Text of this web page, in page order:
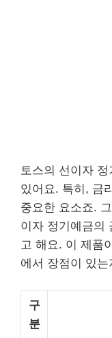
토스의 선이자
있어요. 특히, 금
중요한 요소죠.
이자 정기예금의
고 해요. 이 제품
에서 장점이 있
구
분